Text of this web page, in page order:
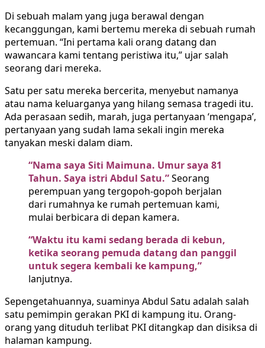
Di sebuah malam yang juga berawal dengan
kecanggungan, kami bertemu mereka di sebuah rumah
pertemuan. “Ini pertama kali orang datang dan
wawancara kami tentang peristiwa itu,” ujar salah
seorang dari mereka.
Satu per satu mereka bercerita, menyebut namanya
atau nama keluarganya yang hilang semasa tragedi itu.
Ada perasaan sedih, marah, juga pertanyaan ‘mengapa’,
pertanyaan yang sudah lama sekali ingin mereka
tanyakan meski dalam diam.
“Nama saya Siti Maimuna. Umur saya 81
Tahun. Saya istri Abdul Satu.”Seorang
perempuan yang tergopoh-gopoh berjalan
dari rumahnya ke rumah pertemuan kami,
mulai berbicara di depan kamera.
“Waktu itu kami sedang berada di kebun,
ketika seorang pemuda datang dan panggil
untuk segera kembali ke kampung,”
lanjutnya.
Sepengetahuannya, suaminya Abdul Satu adalah salah
satu pemimpin gerakan PKI di kampung itu. Orang-
orang yang dituduh terlibat PKI ditangkap dan disiksa di
halaman kampung.